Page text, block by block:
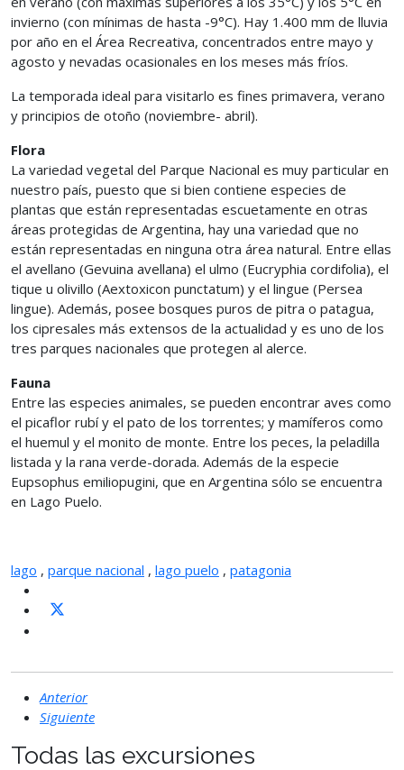
invierno (con mínimas de hasta -9°C). Hay 1.400 mm de lluvia
por año en el Área Recreativa, concentrados entre mayo y
agosto y nevadas ocasionales en los meses más fríos.
La temporada ideal para visitarlo es fines primavera, verano
y principios de otoño (noviembre- abril).
Flora
La variedad vegetal del Parque Nacional es muy particular en
nuestro país, puesto que si bien contiene especies de
plantas que están representadas escuetamente en otras
áreas protegidas de Argentina, hay una variedad que no
están representadas en ninguna otra área natural. Entre ellas
el avellano (Gevuina avellana) el ulmo (Eucryphia cordifolia), el
tique u olivillo (Aextoxicon punctatum) y el lingue (Persea
lingue). Además, posee bosques puros de pitra o patagua,
los cipresales más extensos de la actualidad y es uno de los
tres parques nacionales que protegen al alerce.
Fauna
Entre las especies animales, se pueden encontrar aves como
el picaflor rubí y el pato de los torrentes; y mamíferos como
el huemul y el monito de monte. Entre los peces, la peladilla
listada y la rana verde-dorada. Además de la especie
Eupsophus emiliopugini, que en Argentina sólo se encuentra
en Lago Puelo.
lago , parque nacional , lago puelo , patagonia
Anterior
Siguiente
Todas las excursiones